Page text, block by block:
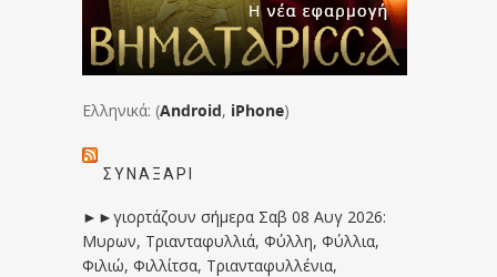
Ελληνικά: (Android, iPhone)
ΣΥΝΑΞΆΡΙ
►►γιορτάζουν σήμερα Σαβ 08 Αυγ 2026:
Μυρων, Τριανταφυλλιά, Φύλλη, Φύλλια,
Φιλιώ, Φιλλίτσα, Τριανταφυλλένια,